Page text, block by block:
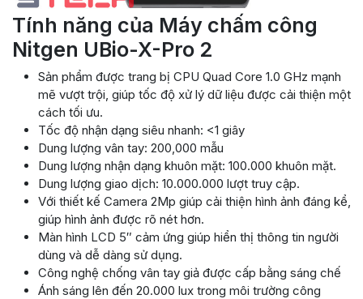
Tính năng của Máy chấm công
Nitgen UBio-X-Pro 2
Sản phẩm được trang bị CPU Quad Core 1.0 GHz mạnh
mẽ vượt trội, giúp tốc độ xử lý dữ liệu được cải thiện một
cách tối ưu.
Tốc độ nhận dạng siêu nhanh: <1 giây
Dung lượng vân tay: 200,000 mẫu
Dung lượng nhận dạng khuôn mặt: 100.000 khuôn mặt.
Dung lượng giao dịch: 10.000.000 lượt truy cập.
Với thiết kế Camera 2Mp giúp cải thiện hình ảnh đáng kể,
giúp hình ảnh được rõ nét hơn.
Màn hình LCD 5″ cảm ứng giúp hiển thị thông tin người
dùng và dễ dàng sử dụng.
Công nghệ chống vân tay giả được cấp bằng sáng chế
Ánh sáng lên đến 20.000 lux trong môi trường công